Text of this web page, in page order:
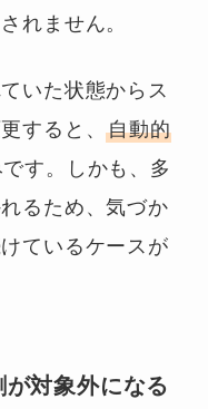
れません。
いた状態からス
すると、自動的
す。しかも、多
るため、気づか
ているケースが
が対象外になる